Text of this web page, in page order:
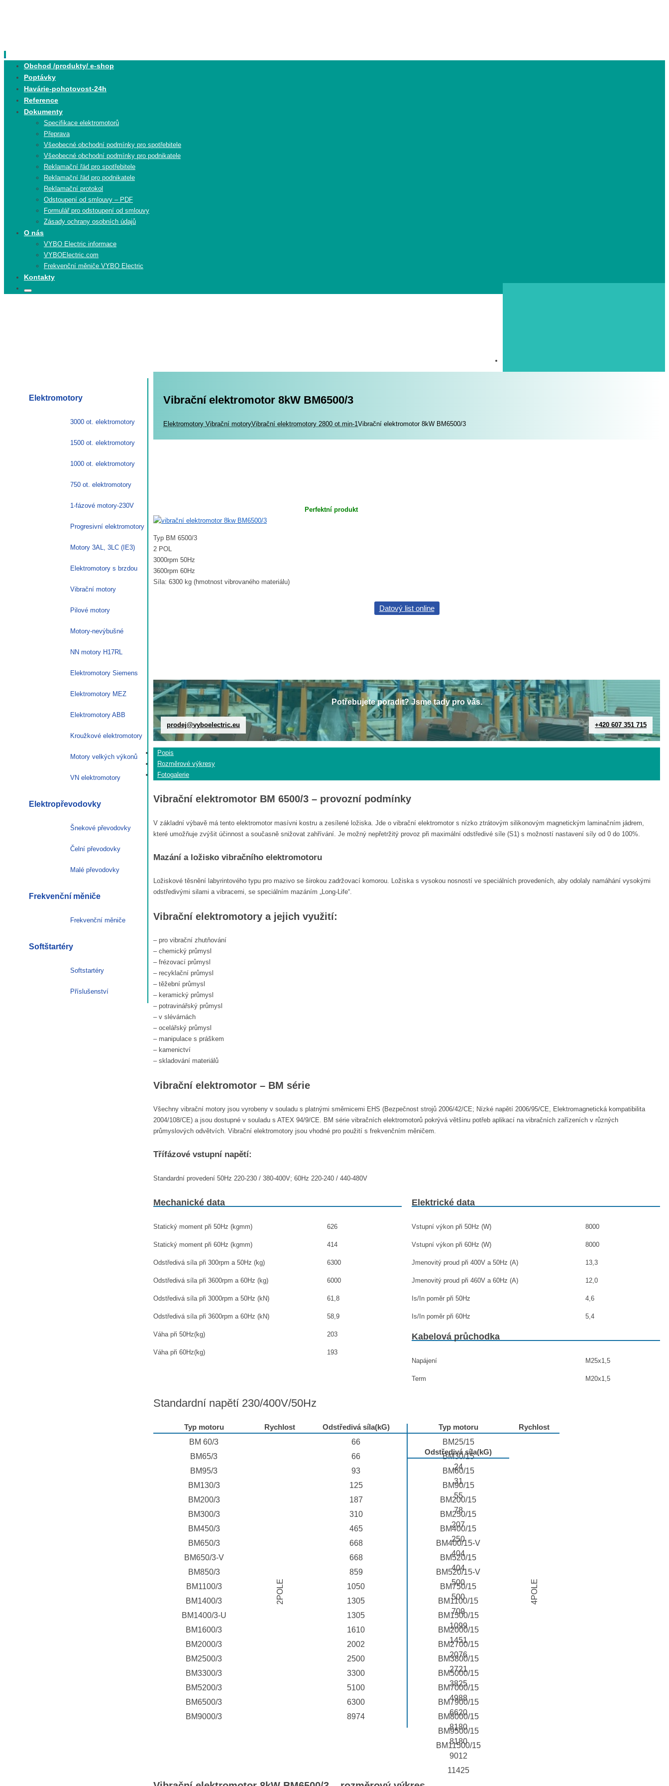
content
Obchod /produkty/ e-shop
Poptávky
Havárie-pohotovost-24h
Reference
Dokumenty
Specifikace elektromotorů
Přeprava
Všeobecné obchodní podmínky pro spotřebitele
Všeobecné obchodní podmínky pro podnikatele
Reklamační řád pro spotřebitele
Reklamační řád pro podnikatele
Reklamační protokol
Odstoupení od smlouvy – PDF
Formulář pro odstoupení od smlouvy
Zásady ochrany osobních údajů
O nás
VYBO Electric informace
VYBOElectric.com
Frekvenční měniče VYBO Electric
Kontakty
Search
Search
Vibrační elektromotor 8kW BM6500/3
Elektromotory Elektromotory
Vibrační motoryVibrační elektromotory 2800 ot.min-1Vibrační elektromotor 8kW BM6500/3
Perfektní produkt
Typ BM 6500/3
2 POL
3000rpm 50Hz
3600rpm 60Hz
Síla: 6300 kg (hmotnost vibrovaného materiálu)
Datový list online
Potřebujete poradit? Jsme tady pro vás.
prodej@vyboelectric.eu +420 607 351 715
Popis
Rozměrové výkresy
Fotogalerie
Vibrační elektromotor BM 6500/3 – provozní podmínky
V základní výbavě má tento elektromotor masívni kostru a zesílené ložiska. Jde o vibrační elektromotor s nízko ztrátovým silikonovým magnetickým laminačním jádrem,
které umožňuje zvýšit účinnost a současně snižovat zahřívání. Je možný nepřetržitý provoz při maximální odstředivé síle (S1) s možností nastavení síly od 0 do 100%.
Mazání a ložisko vibračního elektromotoru
Ložiskové těsnění labyrintového typu pro mazivo se širokou zadržovací komorou. Ložiska s vysokou nosností ve speciálních provedeních, aby odolaly namáhání vysokými
odstředivými silami a vibracemi, se speciálním mazáním „Long-Life“.
Vibrační elektromotory a jejich využití:
– pro vibrační zhutňování
– chemický průmysl
– frézovací průmysl
– recyklační průmysl
– těžební průmysl
– keramický průmysl
– potravinářský průmysl
– v slévárnách
– ocelářský průmysl
– manipulace s práškem
– kamenictví
– skladování materiálů
Vibrační elektromotor – BM série
Všechny vibrační motory jsou vyrobeny v souladu s platnými směrnicemi EHS (Bezpečnost strojů 2006/42/CE; Nízké napětí 2006/95/CE, Elektromagnetická kompatibilita
2004/108/CE) a jsou dostupné v souladu s ATEX 94/9/CE. BM série vibračních elektromotorů pokrývá většinu potřeb aplikací na vibračních zařízeních v různých
průmyslových odvětvích. Vibrační elektromotory jsou vhodné pro použití s ​​frekvenčním měničem.
Třífázové vstupní napětí:
Standardní provedení 50Hz 220-230 / 380-400V; 60Hz 220-240 / 440-480V
Mechanické data
Statický moment při 50Hz (kgmm) 626
Statický moment při 60Hz (kgmm) 414
Odstředivá síla při 300rpm a 50Hz (kg) 6300
Odstředivá síla při 3600rpm a 60Hz (kg) 6000
Odstředivá síla při 3000rpm a 50Hz (kN) 61,8
Odstředivá síla při 3600rpm a 60Hz (kN) 58,9
Váha při 50Hz(kg) 203
Váha při 60Hz(kg) 193
Elektrické data
Vstupní výkon při 50Hz (W) 8000
Vstupní výkon při 60Hz (W) 8000
Jmenovitý proud při 400V a 50Hz (A) 13,3
Jmenovitý proud při 460V a 60Hz (A) 12,0
Is/In poměr při 50Hz 4,6
Is/In poměr při 60Hz 5,4
Kabelová průchodka
Napájení M25x1,5
Term M20x1,5
Standardní napětí 230/400V/50Hz
Typ motoru
BM 60/3
BM65/3
BM95/3
BM130/3
BM200/3
BM300/3
BM450/3
BM650/3
BM650/3-V
BM850/3
BM1100/3
BM1400/3
BM1400/3-U
BM1600/3
BM2000/3
BM2500/3
BM3300/3
BM5200/3
BM6500/3
BM9000/3
Rychlost
2POLE
Odstředivá síla(kG)
66
66
93
125
187
310
465
668
668
859
1050
1305
1305
1610
2002
2500
3300
5100
6300
8974
Typ motoru
BM25/15
BM30/15
BM60/15
BM90/15
BM200/15
BM250/15
BM400/15
BM400/15-V
BM520/15
BM520/15-V
BM750/15
BM1100/15
BM1500/15
BM2000/15
BM2700/15
BM3800/15
BM5000/15
BM7000/15
BM7900/15
BM8000/15
BM9500/15
BM11500/15
Rychlost
4POLE
Odstředivá síla(kG)
24
31
55
78
207
250
404
404
500
500
709
1099
1451
2076
2721
3825
4988
6620
8180
8180
9012
11425
Elektromotory
3000 ot. elektromotory
1500 ot. elektromotory
1000 ot. elektromotory
750 ot. elektromotory
1-fázové motory-230V
Progresivní elektromotory
Motory 3AL, 3LC (IE3)
Elektromotory s brzdou
Vibrační motory
Pilové motory
Motory-nevýbušné
NN motory H17RL
Elektromotory Siemens
Elektromotory MEZ
Elektromotory ABB
Kroužkové elektromotory
Motory velkých výkonů
VN elektromotory
Elektropřevodovky
Šnekové převodovky
Čelní převodovky
Malé převodovky
Frekvenční měniče
Frekvenční měniče
Softštartéry
Softstartéry
Příslušenství